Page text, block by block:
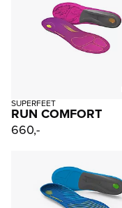
SUPERFEET
RUN COMFORT
660,-